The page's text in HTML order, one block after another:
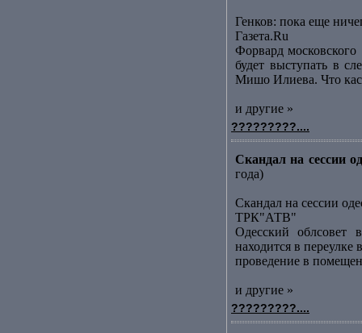
Генков: пока еще
Газета.Ru
Форвард
будет выступать в
Мишо Илиева. Что
и другие »
?????????....
Скандал на сессии
года)
Скандал на сессии
ТРК"АТВ"
Одесский облсовет
находится в
проведение в
и другие »
?????????....